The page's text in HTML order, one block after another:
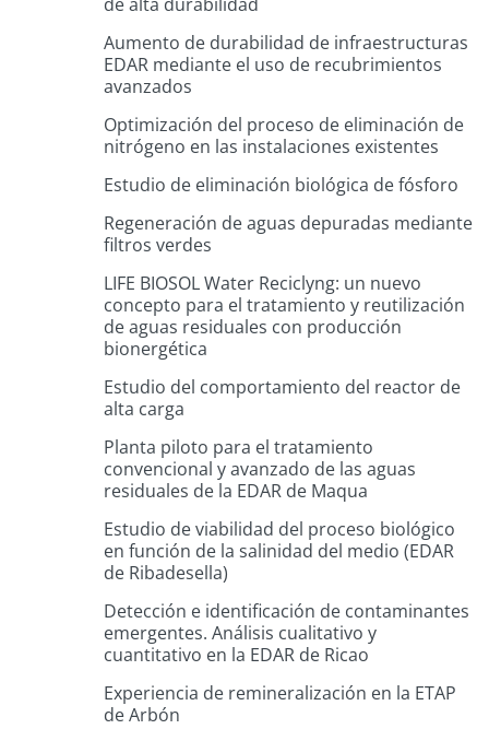
Aumento de durabilidad de infraestructuras
EDAR mediante el uso de recubrimientos
avanzados
Optimización del proceso de eliminación de
nitrógeno en las instalaciones existentes
Estudio de eliminación biológica de fósforo
Regeneración de aguas depuradas mediante
filtros verdes
LIFE BIOSOL Water Reciclyng: un nuevo
concepto para el tratamiento y reutilización
de aguas residuales con producción
bionergética
Estudio del comportamiento del reactor de
alta carga
Planta piloto para el tratamiento
convencional y avanzado de las aguas
residuales de la EDAR de Maqua
Estudio de viabilidad del proceso biológico
en función de la salinidad del medio (EDAR
de Ribadesella)
Detección e identificación de contaminantes
emergentes. Análisis cualitativo y
cuantitativo en la EDAR de Ricao
Experiencia de remineralización en la ETAP
de Arbón